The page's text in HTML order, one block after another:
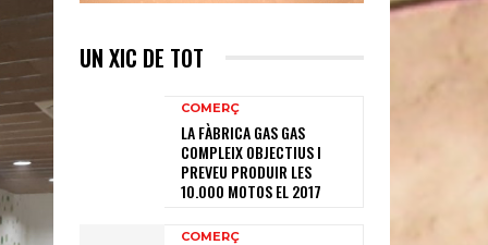
UN XIC DE TOT
COMERÇ
LA FÀBRICA GAS GAS
COMPLEIX OBJECTIUS I
PREVEU PRODUIR LES
10.000 MOTOS EL 2017
COMERÇ